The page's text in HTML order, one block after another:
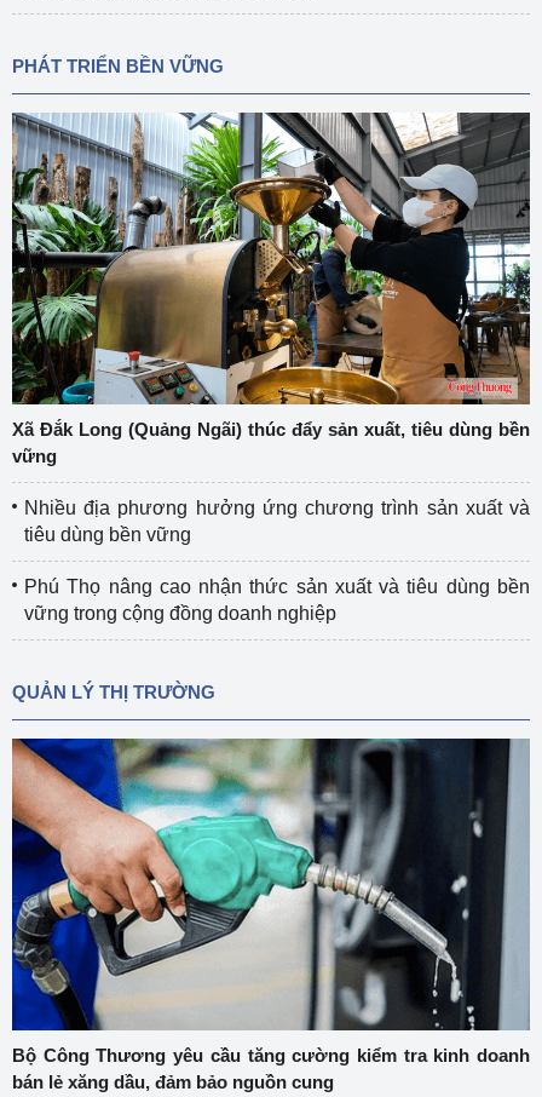
PHÁT TRIỂN BỀN VỮNG
Xã Đắk Long (Quảng Ngãi) thúc đẩy sản xuất, tiêu dùng bền
vững
Nhiều địa phương hưởng ứng chương trình sản xuất và
tiêu dùng bền vững
Phú Thọ nâng cao nhận thức sản xuất và tiêu dùng bền
vững trong cộng đồng doanh nghiệp
QUẢN LÝ THỊ TRƯỜNG
Bộ Công Thương yêu cầu tăng cường kiểm tra kinh doanh
bán lẻ xăng dầu, đảm bảo nguồn cung